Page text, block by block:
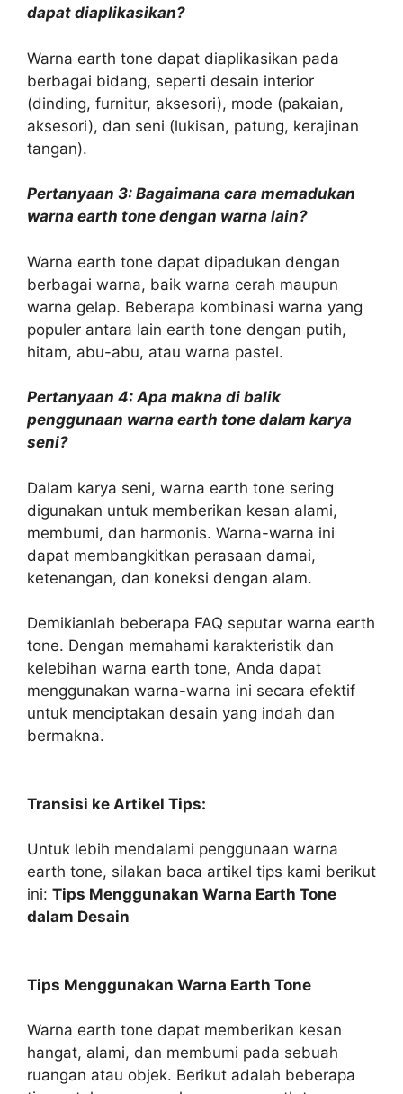
dapat diaplikasikan?
Warna earth tone dapat diaplikasikan pada
berbagai bidang, seperti desain interior
(dinding, furnitur, aksesori), mode (pakaian,
aksesori), dan seni (lukisan, patung, kerajinan
tangan).
Pertanyaan 3: Bagaimana cara memadukan
warna earth tone dengan warna lain?
Warna earth tone dapat dipadukan dengan
berbagai warna, baik warna cerah maupun
warna gelap. Beberapa kombinasi warna yang
populer antara lain earth tone dengan putih,
hitam, abu-abu, atau warna pastel.
Pertanyaan 4: Apa makna di balik
penggunaan warna earth tone dalam karya
seni?
Dalam karya seni, warna earth tone sering
digunakan untuk memberikan kesan alami,
membumi, dan harmonis. Warna-warna ini
dapat membangkitkan perasaan damai,
ketenangan, dan koneksi dengan alam.
Demikianlah beberapa FAQ seputar warna earth
tone. Dengan memahami karakteristik dan
kelebihan warna earth tone, Anda dapat
menggunakan warna-warna ini secara efektif
untuk menciptakan desain yang indah dan
bermakna.
Transisi ke Artikel Tips:
Untuk lebih mendalami penggunaan warna
earth tone, silakan baca artikel tips kami berikut
ini: Tips Menggunakan Warna Earth Tone
dalam Desain
Tips Menggunakan Warna Earth Tone
Warna earth tone dapat memberikan kesan
hangat, alami, dan membumi pada sebuah
ruangan atau objek. Berikut adalah beberapa